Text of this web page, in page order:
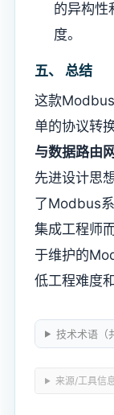
的异构性
度。
​五、 总结​
这款
单的协议转
与数据路由
先进设计思
了Modbus
集成工程师
于维护的
低工程难度
技术术语
来源/工具信